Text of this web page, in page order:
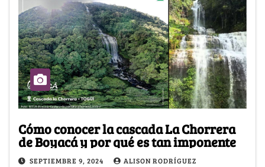
Cómo conocer la cascada La Chorrera
de Boyacá y por qué es tan imponente
SEPTIEMBRE 9, 2024 ALISON RODRÍGUEZ